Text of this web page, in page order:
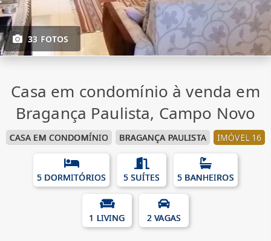
33 FOTOS
Casa em condomínio à venda em
Bragança Paulista, Campo Novo
CASA EM CONDOMÍNIO BRAGANÇA PAULISTA IMÓVEL 16
5 DORMITÓRIOS 5 SUÍTES 5 BANHEIROS
1 LIVING 2 VAGAS